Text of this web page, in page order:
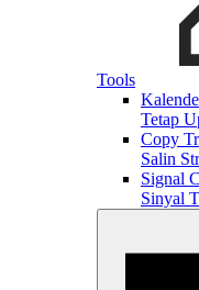
Tools
Tetap
Copy
Salin
Signal
Sinyal